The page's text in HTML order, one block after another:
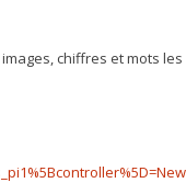
chiffres et mots